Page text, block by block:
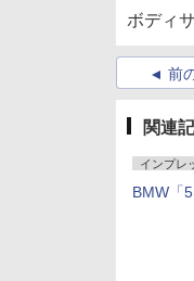
ボディ
前
関連
インプレ
BMW「